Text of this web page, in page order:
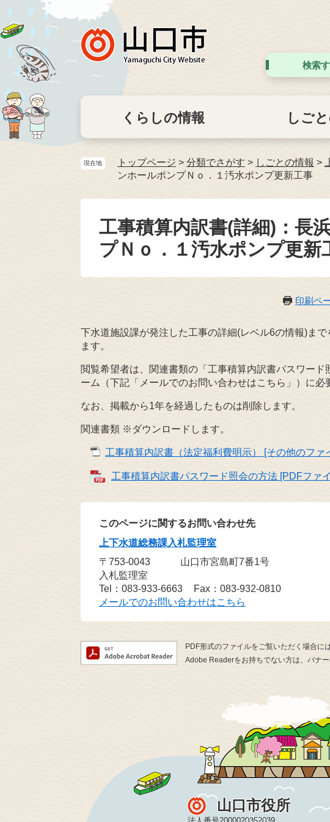
検索
くらしの情報 しご
現在地 トップページ > 分類でさがす > しごとの情報 >
ンホールポンプＮｏ．１汚水ポンプ更新工事
工事積算内訳書(詳細)：長
プＮｏ．１汚水ポンプ更新
印刷ペ
下水道施設課が発注した工事の詳細(レベル6の情報)ま
ます。
閲覧希望者は、関連書類の「工事積算内訳書パスワー
ーム（下記「メールでのお問い合わせはこちら」）に必
なお、掲載から1年を経過したものは削除します。
関連書類 ※ダウンロードします。
工事積算内訳書（法定福利費明示） [その他のファ
工事積算内訳書パスワード照会の方法 [PDFファ
このページに関するお問い合わせ先
上下水道総務課入札監理室
〒753-0043
山口市宮島町7番1号
入札監理室
Tel：083-933-6663
Fax：083-932-0810
メールでのお問い合わせはこちら
PDF形式のファイルをご覧いただく場合に
Adobe Readerをお持ちでない方は、バナ
山口市役所